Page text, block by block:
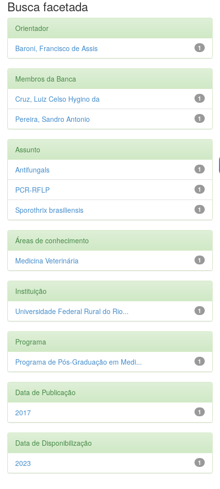
Busca facetada
Orientador
1
Baroni, Francisco de Assis
Membros da Banca
1
Cruz, Luiz Celso Hygino da
1
Pereira, Sandro Antonio
Assunto
1
Antifungals
1
PCR-RFLP
1
Sporothrix brasiliensis
Áreas de conhecimento
1
Medicina Veterinária
Instituição
1
Universidade Federal Rural do Rio...
Programa
1
Programa de Pós-Graduação em Medi...
Data de Publicação
1
2017
Data de Disponibilização
1
2023